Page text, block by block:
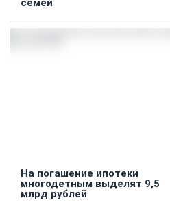
На погашение ипотеки
многодетным выделят 9,5
млрд рублей